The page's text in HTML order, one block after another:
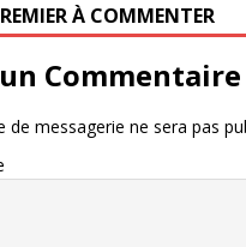
À COMMENTER
Commentaire
de messagerie ne sera pas